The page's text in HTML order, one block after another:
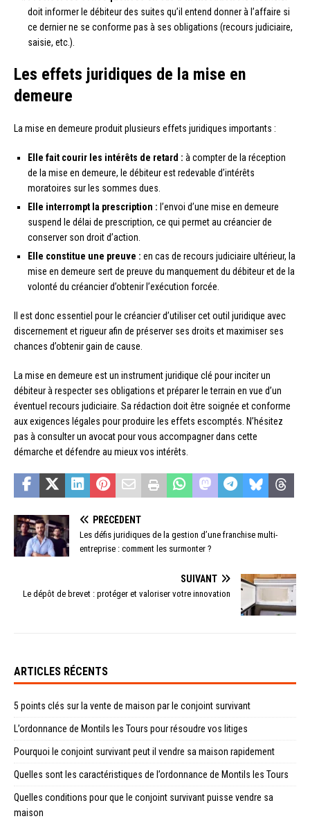
doit informer le débiteur des suites qu’il entend donner à l’affaire si
ce dernier ne se conforme pas à ses obligations (recours judiciaire,
saisie, etc.).
Les effets juridiques de la mise en
demeure
La mise en demeure produit plusieurs effets juridiques importants :
Elle fait courir les intérêts de retard : à compter de la réception
de la mise en demeure, le débiteur est redevable d’intérêts
moratoires sur les sommes dues.
Elle interrompt la prescription : l’envoi d’une mise en demeure
suspend le délai de prescription, ce qui permet au créancier de
conserver son droit d’action.
Elle constitue une preuve : en cas de recours judiciaire ultérieur, la
mise en demeure sert de preuve du manquement du débiteur et de la
volonté du créancier d’obtenir l’exécution forcée.
Il est donc essentiel pour le créancier d’utiliser cet outil juridique avec
discernement et rigueur afin de préserver ses droits et maximiser ses
chances d’obtenir gain de cause.
La mise en demeure est un instrument juridique clé pour inciter un
débiteur à respecter ses obligations et préparer le terrain en vue d’un
éventuel recours judiciaire. Sa rédaction doit être soignée et conforme
aux exigences légales pour produire les effets escomptés. N’hésitez
pas à consulter un avocat pour vous accompagner dans cette
démarche et défendre au mieux vos intérêts.
PRÉCÉDENT
Les défis juridiques de la gestion d’une franchise multi-
entreprise : comment les surmonter ?
SUIVANT
Le dépôt de brevet : protéger et valoriser votre innovation
ARTICLES RÉCENTS
5 points clés sur la vente de maison par le conjoint survivant
L’ordonnance de Montils les Tours pour résoudre vos litiges
Pourquoi le conjoint survivant peut il vendre sa maison rapidement
Quelles sont les caractéristiques de l’ordonnance de Montils les Tours
Quelles conditions pour que le conjoint survivant puisse vendre sa
maison